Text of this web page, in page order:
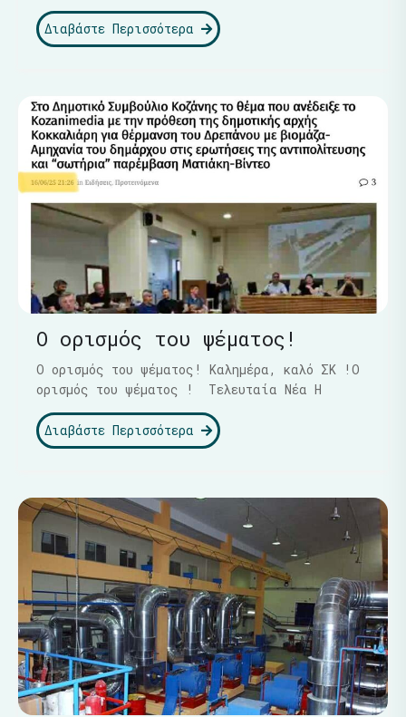
Διαβάστε Περισσότερα
Ο ορισμός του ψέματος!
Ο ορισμός του ψέματος! Καλημέρα, καλό ΣΚ !Ο
ορισμός του ψέματος ! Τελευταία Νέα Η
Διαβάστε Περισσότερα